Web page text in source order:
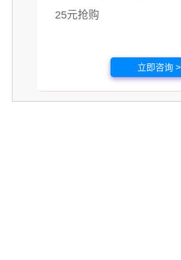
25元抢购
立即咨询 >